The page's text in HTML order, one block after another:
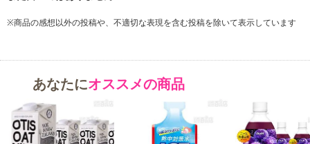
注意事項
【キャンセルについて】
※お申込み後のキャンセルはお受けできません。
記載されている内容を必ずご確認いただき、お届けする商品セット
にご納得いただきましたうえでお申し込みください。
※商品の感想以外の投稿や、不適切な表現を含む投稿を除いて表示しています
あなたにオススメの商品